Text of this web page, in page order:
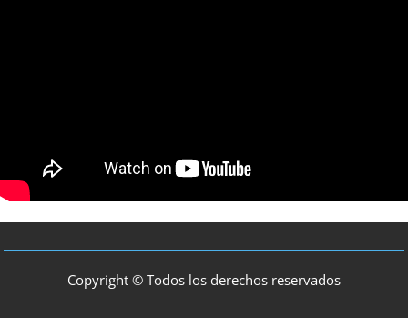
Copyright © Todos los derechos reservados